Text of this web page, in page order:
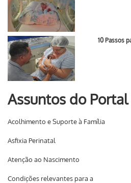
10 Passos
Assuntos do Portal
Acolhimento e Suporte à Família
Asfixia Perinatal
Atenção ao Nascimento
Condições relevantes para a